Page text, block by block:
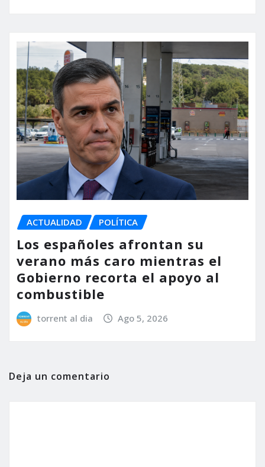
ACTUALIDAD POLÍTICA
Los españoles afrontan su
verano más caro mientras el
Gobierno recorta el apoyo al
combustible
torrent al dia Ago 5, 2026
Deja un comentario